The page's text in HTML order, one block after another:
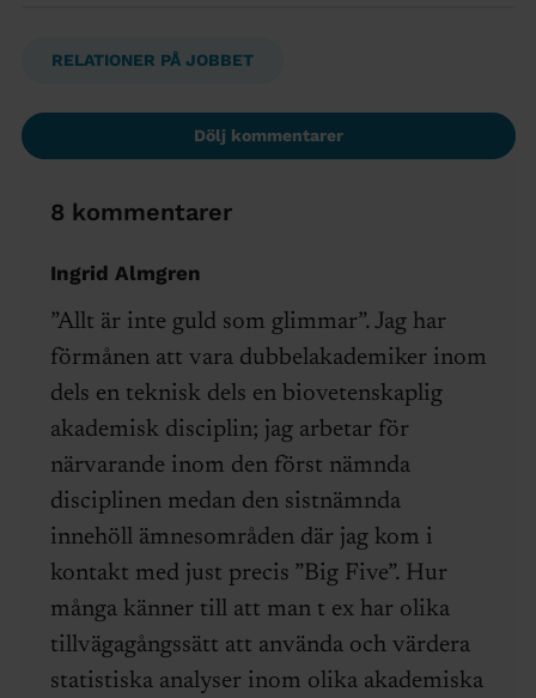
RELATIONER PÅ JOBBET
Dölj kommentarer
8 kommentarer
Ingrid Almgren
”Allt är inte guld som glimmar”. Jag har
förmånen att vara dubbelakademiker inom
dels en teknisk dels en biovetenskaplig
akademisk disciplin; jag arbetar för
närvarande inom den först nämnda
disciplinen medan den sistnämnda
innehöll ämnesområden där jag kom i
kontakt med just precis ”Big Five”. Hur
många känner till att man t ex har olika
tillvägagångssätt att använda och värdera
statistiska analyser inom olika akademiska